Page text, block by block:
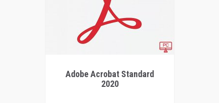
Adobe Acrobat Standard
2020